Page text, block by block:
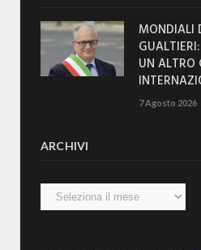
MONDIALI
UN ALTRO
7 Agosto 2026
ARCHIVI
Archivi